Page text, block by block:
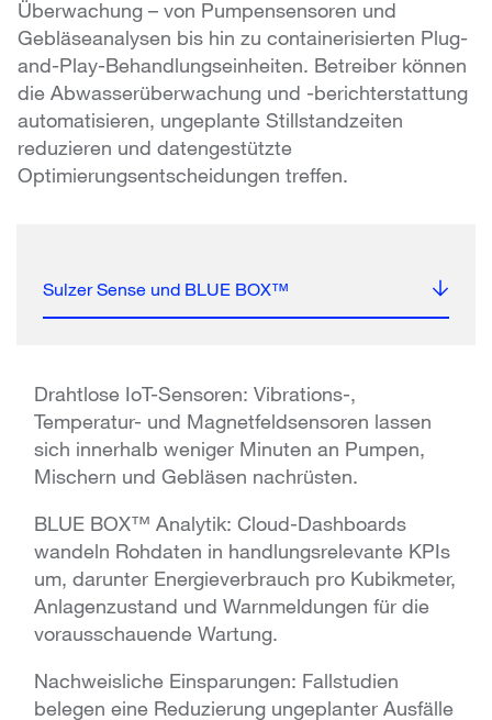
Überwachung – von Pumpensensoren und
Gebläseanalysen bis hin zu containerisierten Plug-
and-Play-Behandlungseinheiten. Betreiber können
die Abwasserüberwachung und -berichterstattung
automatisieren, ungeplante Stillstandzeiten
reduzieren und datengestützte
Optimierungsentscheidungen treffen.
Sulzer Sense und BLUE BOX™
Drahtlose IoT-Sensoren: Vibrations-,
Temperatur- und Magnetfeldsensoren lassen
sich innerhalb weniger Minuten an Pumpen,
Mischern und Gebläsen nachrüsten.
BLUE BOX™ Analytik: Cloud-Dashboards
wandeln Rohdaten in handlungsrelevante KPIs
um, darunter Energieverbrauch pro Kubikmeter,
Anlagenzustand und Warnmeldungen für die
vorausschauende Wartung.
Nachweisliche Einsparungen: Fallstudien
belegen eine Reduzierung ungeplanter Ausfälle